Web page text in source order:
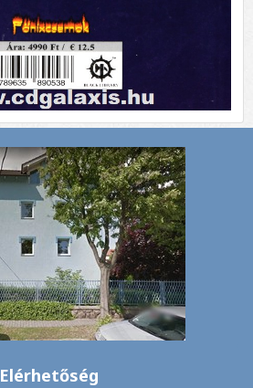
Elérhetőség